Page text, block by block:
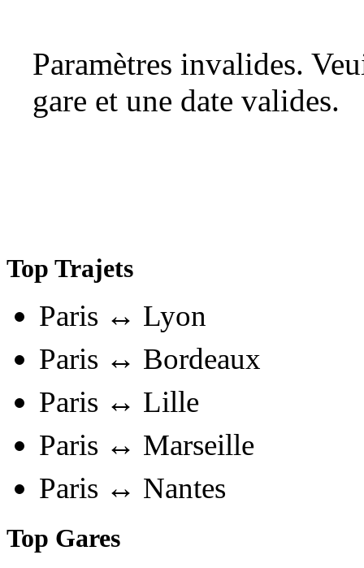
Paramètres invalides.
gare et une date valides.
Top Trajets
Paris ↔ Lyon
Paris ↔ Bordeaux
Paris ↔ Lille
Paris ↔ Marseille
Paris ↔ Nantes
Top Gares